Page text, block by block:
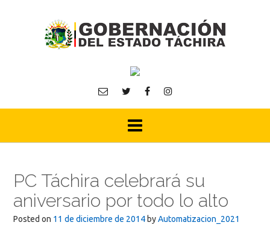
PC Táchira celebrará su
aniversario por todo lo alto
Posted on 11 de diciembre de 2014 byAutomatizacion_2021